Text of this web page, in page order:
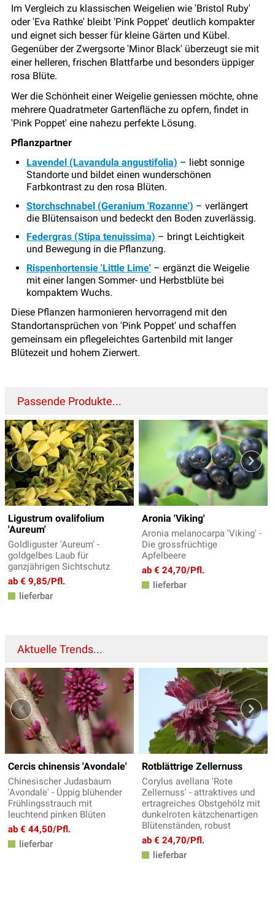
Im Vergleich zu klassischen Weigelien wie 'Bristol Ruby'
oder 'Eva Rathke' bleibt 'Pink Poppet' deutlich kompakter
und eignet sich besser für kleine Gärten und Kübel.
Gegenüber der Zwergsorte 'Minor Black' überzeugt sie mit
einer helleren, frischen Blattfarbe und besonders üppiger
rosa Blüte.
Wer die Schönheit einer Weigelie geniessen möchte, ohne
mehrere Quadratmeter Gartenfläche zu opfern, findet in
'Pink Poppet' eine nahezu perfekte Lösung.
Pflanzpartner
Lavendel (Lavandula angustifolia) – liebt sonnige
Standorte und bildet einen wunderschönen
Farbkontrast zu den rosa Blüten.
Storchschnabel (Geranium 'Rozanne') – verlängert
die Blütensaison und bedeckt den Boden zuverlässig.
Federgras (Stipa tenuissima) – bringt Leichtigkeit
und Bewegung in die Pflanzung.
Rispenhortensie 'Little Lime' – ergänzt die Weigelie
mit einer langen Sommer- und Herbstblüte bei
kompaktem Wuchs.
Diese Pflanzen harmonieren hervorragend mit den
Standortansprüchen von 'Pink Poppet' und schaffen
gemeinsam ein pflegeleichtes Gartenbild mit langer
Blütezeit und hohem Zierwert.
Passende Produkte...
Ligustrum ovalifolium
'Aureum'
Goldliguster 'Aureum' -
goldgelbes Laub für
ganzjährigen Sichtschutz
ab € 9,85/Pfl.
lieferbar
Aronia 'Viking'
Aronia melanocarpa 'Viking' -
Die grossfrüchtige
Apfelbeere
ab € 24,70/Pfl.
lieferbar
Aktuelle Trends...
Cercis chinensis 'Avondale'
Chinesischer Judasbaum
'Avondale' - Üppig blühender
Frühlingsstrauch mit
leuchtend pinken Blüten
ab € 44,50/Pfl.
lieferbar
Rotblättrige Zellernuss
Corylus avellana 'Rote
Zellernuss' - attraktives und
ertragreiches Obstgehölz mit
dunkelroten kätzchenartigen
Blütenständen, robust
ab € 24,70/Pfl.
lieferbar